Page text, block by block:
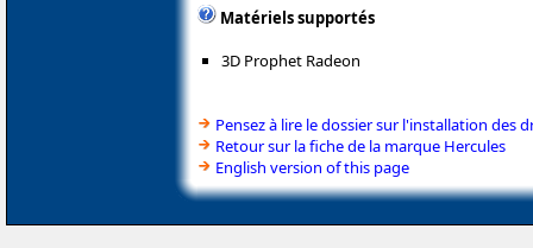
Matériels supportés
3D Prophet Radeon
Pensez à lire le dossier sur l'installation des
Retour sur la fiche de la marque Hercules
English version of this page